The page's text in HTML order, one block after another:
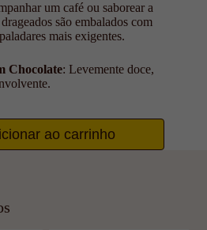
um café ou saborear a
são embalados com
mais exigentes.
Chocolate: Levemente doce,
ao carrinho